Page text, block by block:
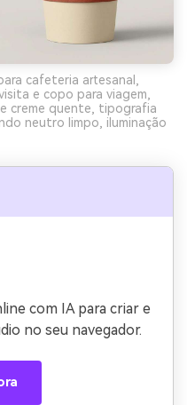
cafeteria artesanal,
e copo para viagem,
creme quente, tipografia
neutro limpo, iluminação
com IA para criar e
no seu navegador.